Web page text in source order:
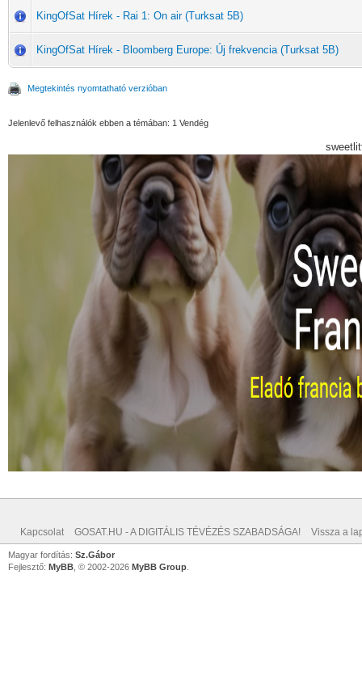
KingOfSat Hírek - Rai 1: On air (Turksat 5B)
KingOfSat Hírek - Bloomberg Europe: Új frekvencia (Turksat 5B)
Megtekintés nyomtatható verzióban
Jelenlevő felhasználók ebben a témában: 1 Vendég
Kapcsolat GOSAT.HU - A DIGITÁLIS TÉVÉZÉS SZABADSÁGA! Vissza a
Magyar fordítás: Sz.Gábor
Fejlesztő: MyBB , © 2002-2026 MyBB Group